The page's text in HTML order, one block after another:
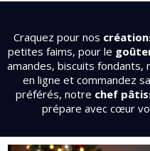
Craquez pour nos
petites faims, pour le
amandes, biscuits
en ligne et commandez
préférés, notre chef
prépare avec cœur